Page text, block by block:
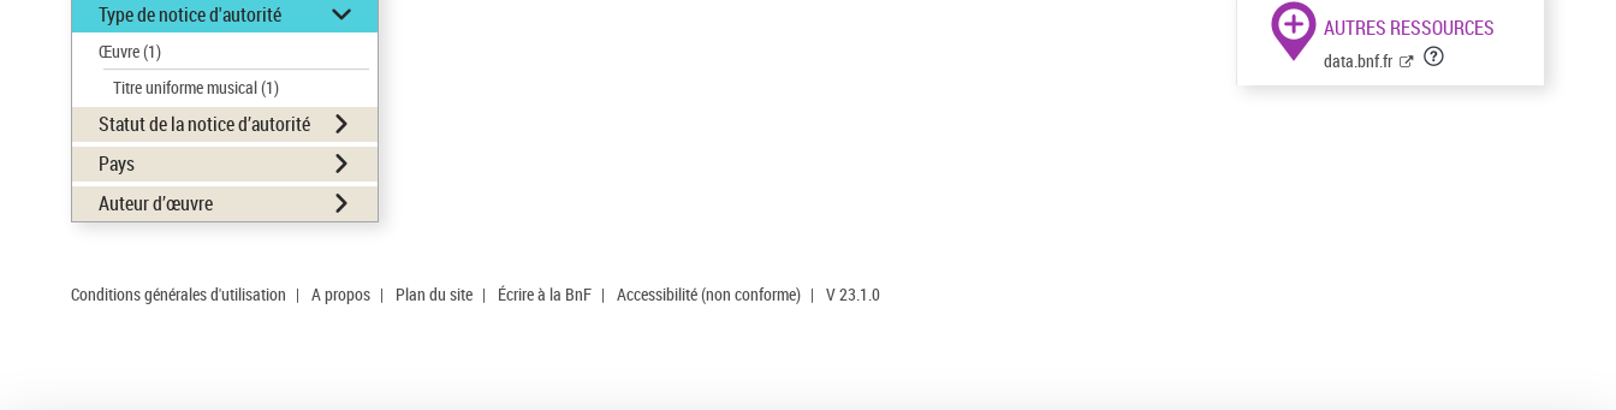
Type de notice d'autorité
Œuvre(1)
Titre uniforme musical(1)
Statut de la notice d’autorité
Pays
Auteur d’œuvre
AUTRES RESSOURCES
data.bnf.fr
Conditions générales d'utilisation | A propos | Plan du site | Écrire à la BnF | Accessibilité (non conforme) | V 23.1.0